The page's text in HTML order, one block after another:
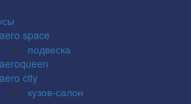
aero space
подвеска
aeroqueen
aero city
кузов-салон